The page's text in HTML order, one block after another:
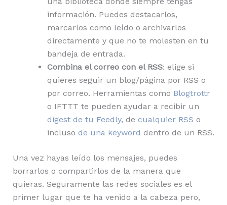
información. Puedes destacarlos,
marcarlos como leído o archivarlos
directamente y que no te molesten en tu
bandeja de entrada.
Combina el correo con el RSS: elige si
quieres seguir un blog/página por RSS o
por correo. Herramientas como Blogtrottr
o IFTTT te pueden ayudar a recibir un
digest de tu Feedly, de cualquier RSS o
incluso de una keyword dentro de un RSS.
Una vez hayas leído los mensajes, puedes
borrarlos o compartirlos de la manera que
quieras. Seguramente las redes sociales es el
primer lugar que te ha venido a la cabeza pero,